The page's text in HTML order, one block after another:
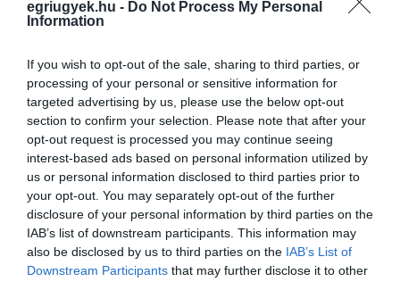
egriugyek.hu - Do Not Process My Personal
Information
If you wish to opt-out of the sale, sharing to third parties, or
processing of your personal or sensitive information for
targeted advertising by us, please use the below opt-out
section to confirm your selection. Please note that after your
opt-out request is processed you may continue seeing
interest-based ads based on personal information utilized by
us or personal information disclosed to third parties prior to
your opt-out. You may separately opt-out of the further
disclosure of your personal information by third parties on the
IAB’s list of downstream participants. This information may
also be disclosed by us to third parties on the IAB’s List of
Downstream Participants that may further disclose it to other
Az elmúlt hetekben csaknem egymillióan kezdték meg a tavaszi
40 ezer hektáron termelnek zöldséget és gyümölcsöt, elsősorban
saját fogyas...
A SZEZON VÉGIG MARAD A 2000 FORINT KÖRÜLI SZAMÓCAÁR,
DE A CSERESZNYE IS KÉSIK
2021. június 04|Mindenki ügye
A Népszava cikke szerint Európában élen állunk az inflációban: a
Központi Statisztikai Hivatal (KSH) áprilisi jelentése szerint a forint
romlása 5,1 százalékkal haladta meg áprilisban a tavalyi has...
ELKÉPESZTŐEN MEGDRÁGULTAK A GYÜMÖLCSÖK
2021. július 19|Mindenki ügye